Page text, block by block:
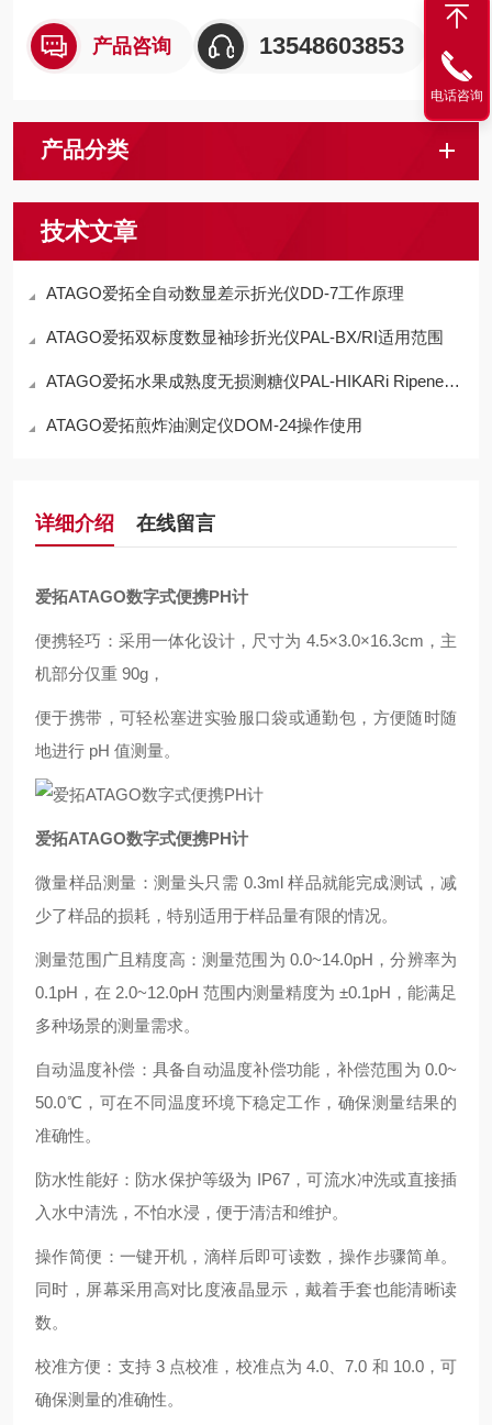
产品咨询 13548603853
产品分类
技术文章
ATAGO爱拓全自动数显差示折光仪DD-7工作原理
ATAGO爱拓双标度数显袖珍折光仪PAL-BX/RI适用范围
ATAGO爱拓水果成熟度无损测糖仪PAL-HIKARi Ripeness工作原理
ATAGO爱拓煎炸油测定仪DOM-24操作使用
详细介绍 在线留言
爱拓ATAGO数字式便携PH计
便携轻巧：采用一体化设计，尺寸为 4.5×3.0×16.3cm，主
机部分仅重 90g，
便于携带，可轻松塞进实验服口袋或通勤包，方便随时随
地进行 pH 值测量。
爱拓ATAGO数字式便携PH计
微量样品测量：测量头只需 0.3ml 样品就能完成测试，减
少了样品的损耗，特别适用于样品量有限的情况。
测量范围广且精度高：测量范围为 0.0~14.0pH，分辨率为
0.1pH，在 2.0~12.0pH 范围内测量精度为 ±0.1pH，能满足
多种场景的测量需求。
自动温度补偿：具备自动温度补偿功能，补偿范围为 0.0~
50.0℃，可在不同温度环境下稳定工作，确保测量结果的
准确性。
防水性能好：防水保护等级为 IP67，可流水冲洗或直接插
入水中清洗，不怕水浸，便于清洁和维护。
操作简便：一键开机，滴样后即可读数，操作步骤简单。
同时，屏幕采用高对比度液晶显示，戴着手套也能清晰读
数。
校准方便：支持 3 点校准，校准点为 4.0、7.0 和 10.0，可
确保测量的准确性。
电话咨询